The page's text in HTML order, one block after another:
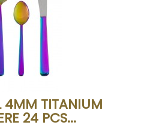
BUY
4MM TITANIUM
24 PCS...